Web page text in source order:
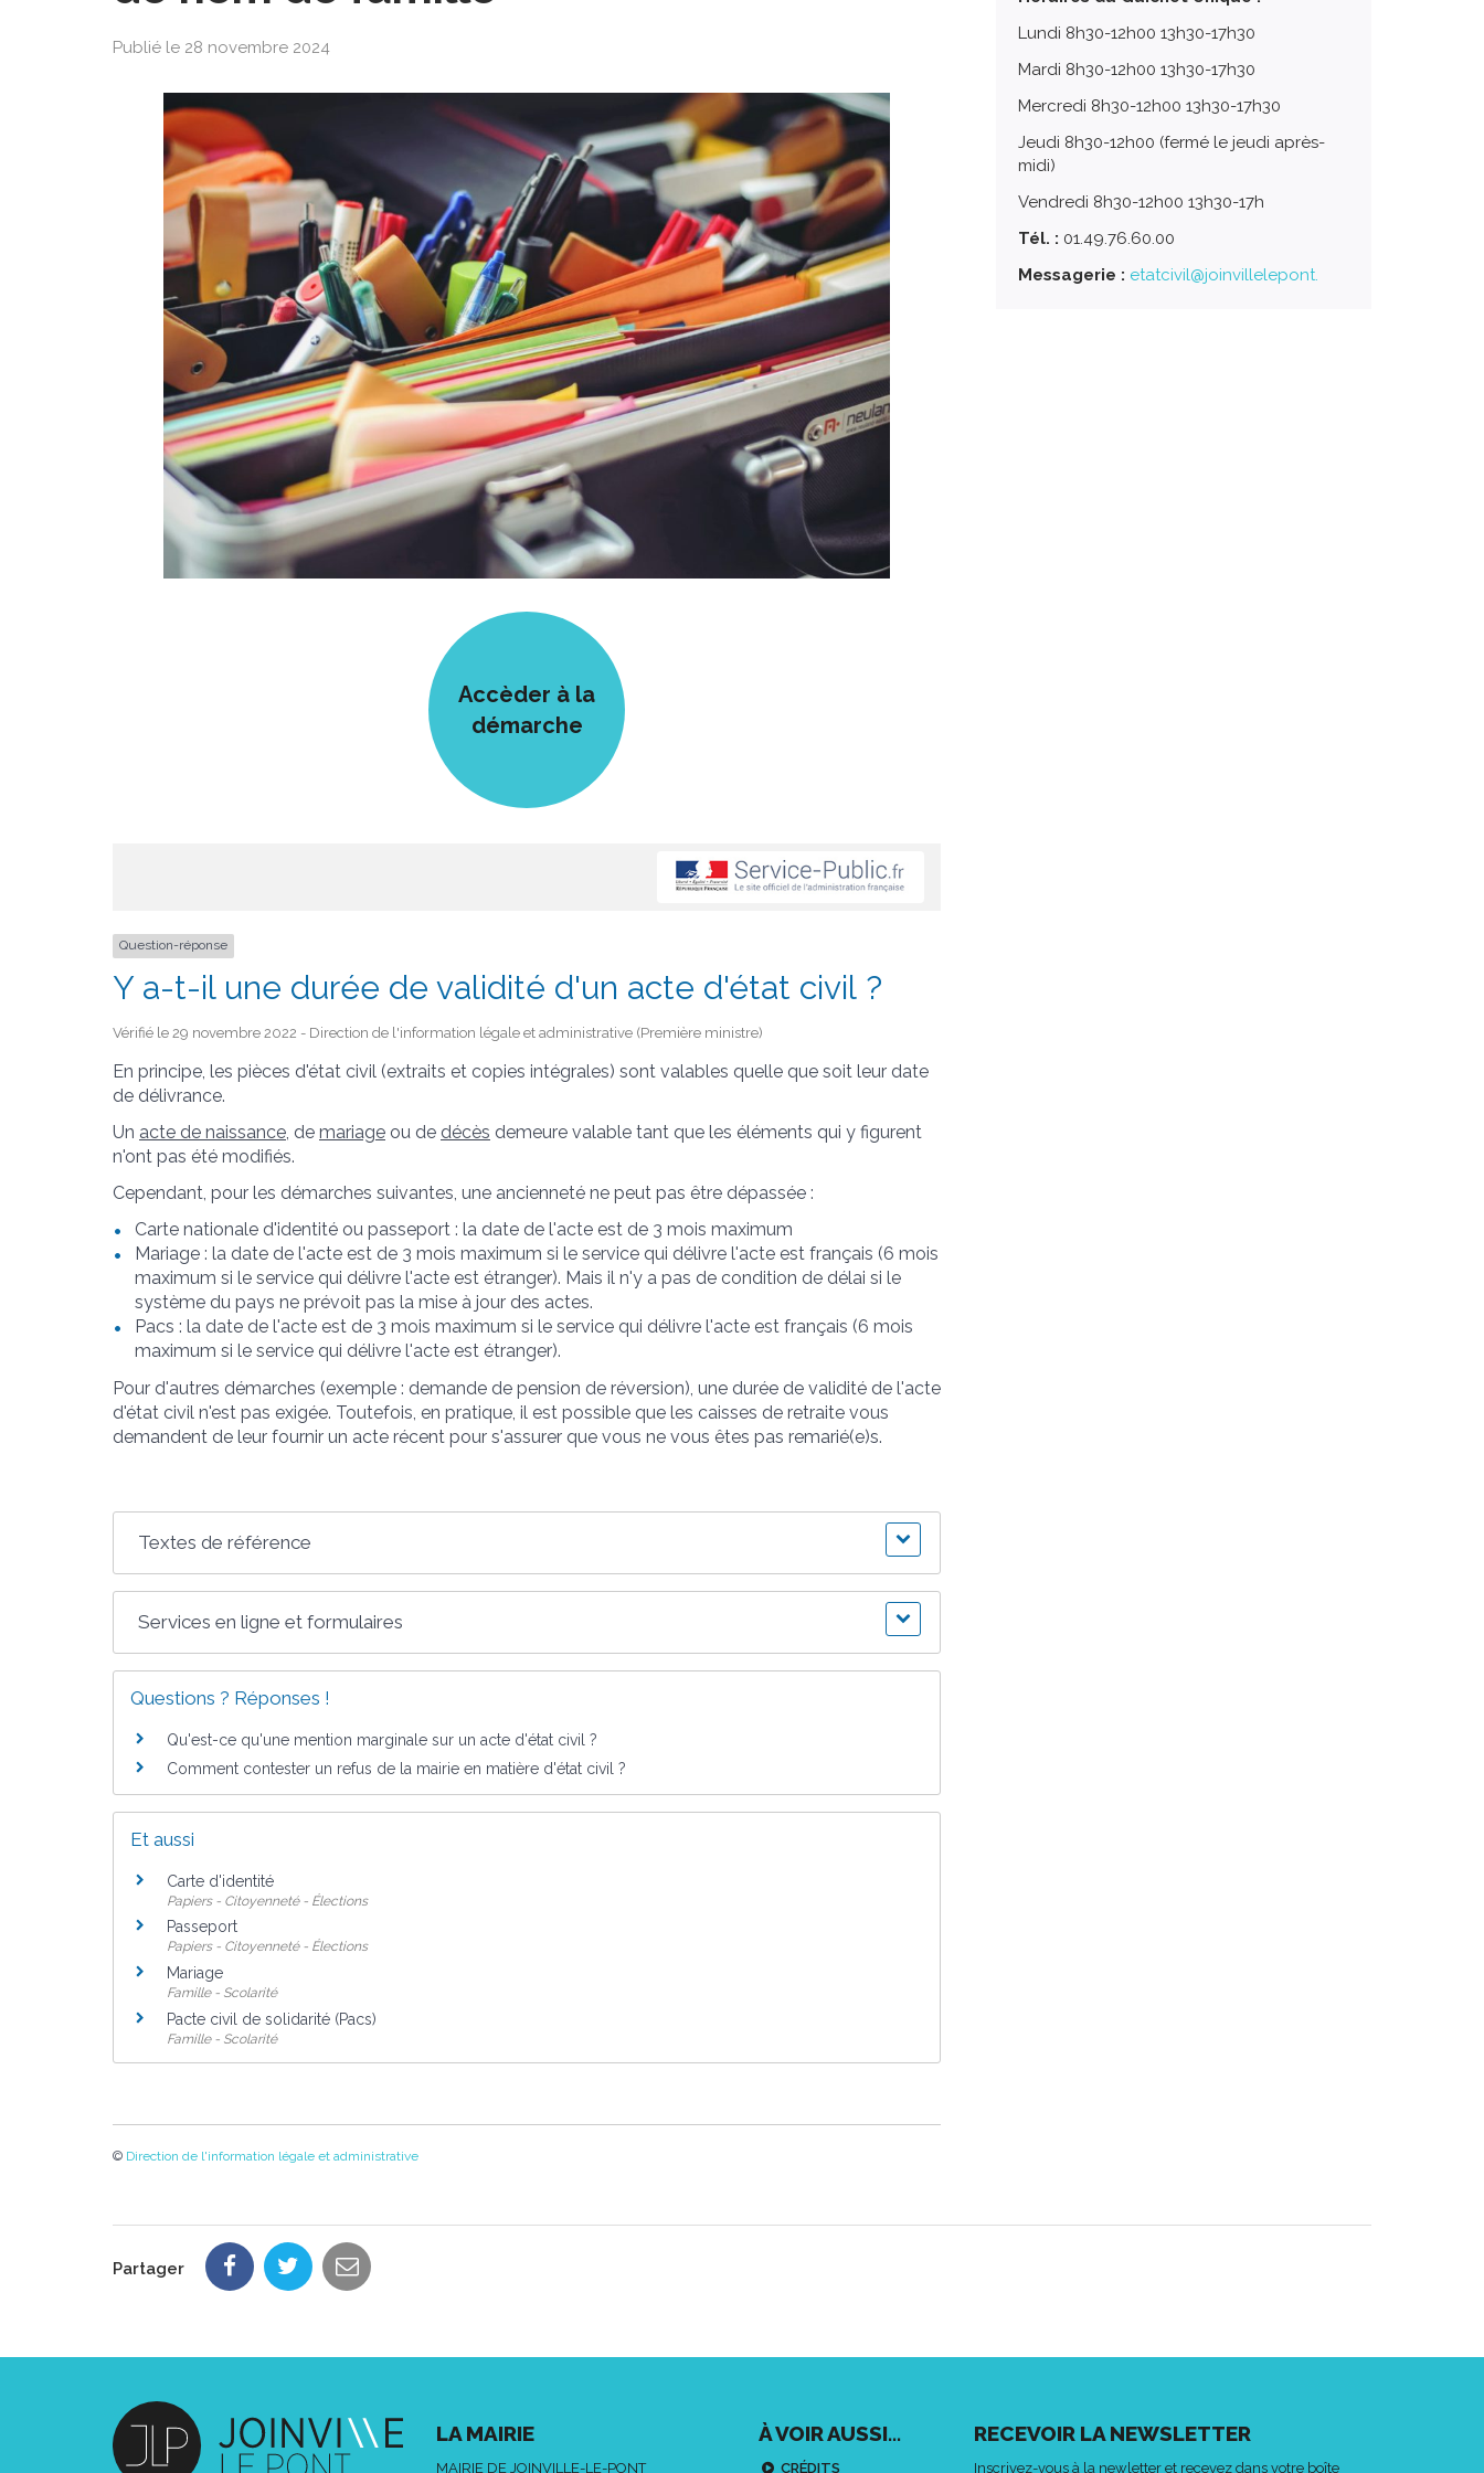
Publié le 28 novembre 2024
Accèder à la
démarche
Question-réponse
Y a-t-il une durée de validité d'un acte d'état civil ?
Vérifié le 29 novembre 2022 - Direction de l'information légale et administrative (Première ministre)
En principe, les pièces d'état civil (extraits et copies intégrales) sont valables quelle que soit leur date
de délivrance.
Un acte de naissance, de mariage ou de décès demeure valable tant que les éléments qui y figurent
n'ont pas été modifiés.
Cependant, pour les démarches suivantes, une ancienneté ne peut pas être dépassée :
Carte nationale d'identité ou passeport : la date de l'acte est de 3 mois maximum
Mariage : la date de l'acte est de 3 mois maximum si le service qui délivre l'acte est français (6 mois
maximum si le service qui délivre l'acte est étranger). Mais il n'y a pas de condition de délai si le
système du pays ne prévoit pas la mise à jour des actes.
Pacs : la date de l'acte est de 3 mois maximum si le service qui délivre l'acte est français (6 mois
maximum si le service qui délivre l'acte est étranger).
Pour d'autres démarches (exemple : demande de pension de réversion), une durée de validité de l'acte
d'état civil n'est pas exigée. Toutefois, en pratique, il est possible que les caisses de retraite vous
demandent de leur fournir un acte récent pour s'assurer que vous ne vous êtes pas remarié(e)s.
Textes de référence
Services en ligne et formulaires
Questions ? Réponses !
Qu'est-ce qu'une mention marginale sur un acte d'état civil ?
Comment contester un refus de la mairie en matière d'état civil ?
Et aussi
Carte d'identité
Papiers - Citoyenneté - Élections
Passeport
Papiers - Citoyenneté - Élections
Mariage
Famille - Scolarité
Pacte civil de solidarité (Pacs)
Famille - Scolarité
© Direction de l'information légale et administrative
Lundi 8h30-12h00 13h30-17h30
Mardi 8h30-12h00 13h30-17h30
Mercredi 8h30-12h00 13h30-17h30
Jeudi 8h30-12h00 (fermé le jeudi après-
midi)
Vendredi 8h30-12h00 13h30-17h
Tél. : 01.49.76.60.00
Messagerie : etatcivil@joinvillelepont.
Partager
LA MAIRIE
MAIRIE DE JOINVILLE-LE-PONT
À VOIR AUSSI...
CRÉDITS
RECEVOIR LA NEWSLETTER
Inscrivez-vous à la newletter et recevez dans votre boîte